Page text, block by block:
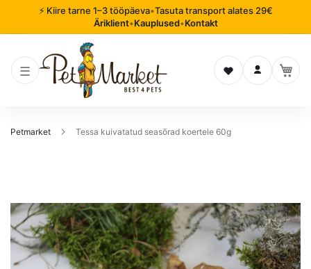
⚡ Kiire tarne 1–3 tööpäeva•Tasuta transport alates 29€
Äriklient•Kauplused•Kontakt
Soovinimekiri
Logi sisse
Petmarket Tessa kuivatatud seasõrad koertele 60g